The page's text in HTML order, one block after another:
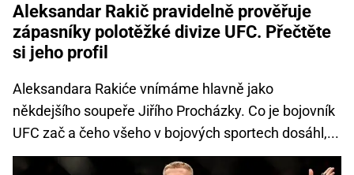
Aleksandar Rakič pravidelně prověřuje
zápasníky polotěžké divize UFC. Přečtěte
si jeho profil
Aleksandara Rakiće vnímáme hlavně jako
někdejšího soupeře Jiřího Procházky. Co je bojovník
UFC zač a čeho všeho v bojových sportech dosáhl,...